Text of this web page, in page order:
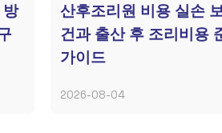
방
산후조리원 비용 실손
건과 출산 후 조리비용
가이드
2026-08-04